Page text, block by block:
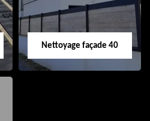
Nettoyage façade 40